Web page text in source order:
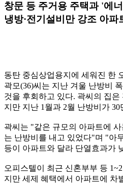
창문 등 주거용 주택과 '에
냉방·전기설비만 강조 아파
동탄 중심상업용지에 세워진 한
곽모(36)씨는 지난 겨울 난방비
것을 후회하고 있다. 곽씨의 집은
지만 지난 1월과 2월 난방비가
곽씨는 "같은 규모의 아파트에
는 난방비를 내고 있었다"며 "아
등이 아파트와 달라 단열효과가
오피스텔이 최근 신혼부부 등
지만 세제 혜택에서 아파트에 차